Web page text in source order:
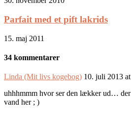
Parfait med et pift lakrids
15. maj 2011
34 kommentarer
Linda (Mit livs kogebog) 10. juli 2013
uhhhmmm hvor ser den lækker ud…
vand her ; )